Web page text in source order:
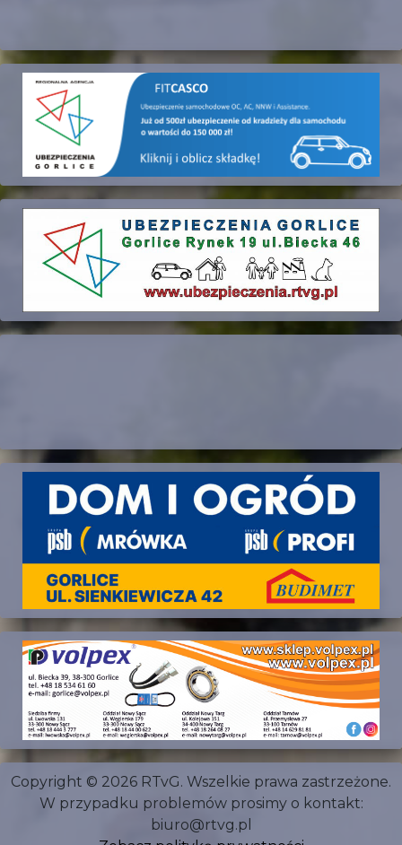
Copyright © 2026 RTvG. Wszelkie prawa zastrzeżone.
W przypadku problemów prosimy o kontakt:
biuro@rtvg.pl